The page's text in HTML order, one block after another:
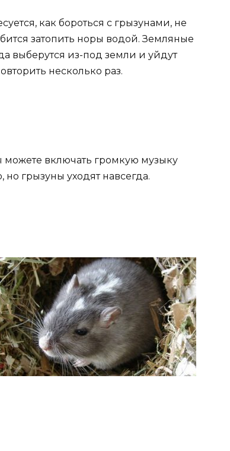
как бороться с грызунами, не
затопить норы водой. Земляные
выберутся из-под земли и уйдут
несколько раз.
включать громкую музыку
грызуны уходят навсегда.